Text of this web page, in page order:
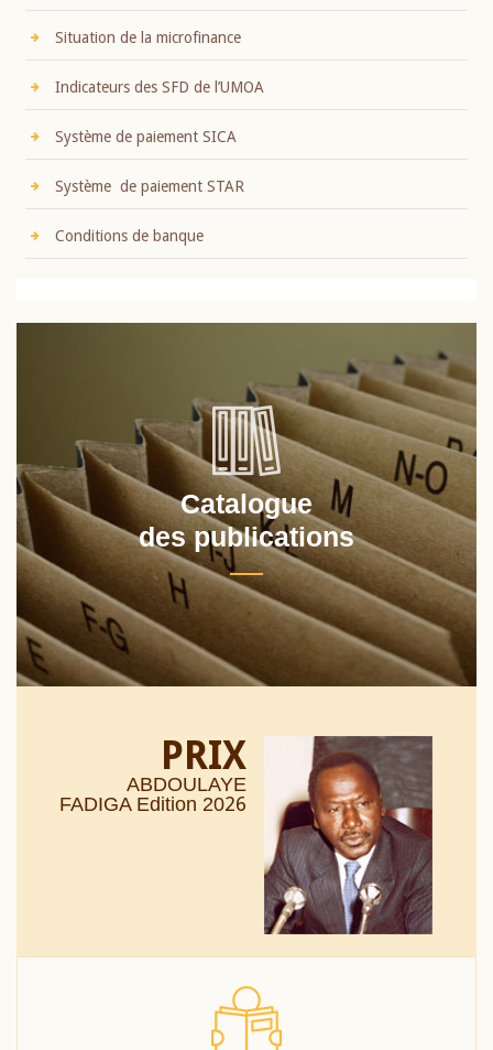
Situation de la microfinance
Indicateurs des SFD de l’UMOA
Système de paiement SICA
Système de paiement STAR
Conditions de banque
Catalogue
des publications
PRIX
ABDOULAYE
FADIGA Edition 2026